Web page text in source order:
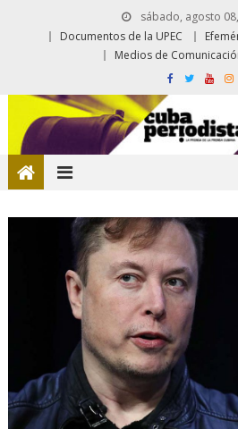
sábado, agosto
Documentos de la UPEC
Medios de